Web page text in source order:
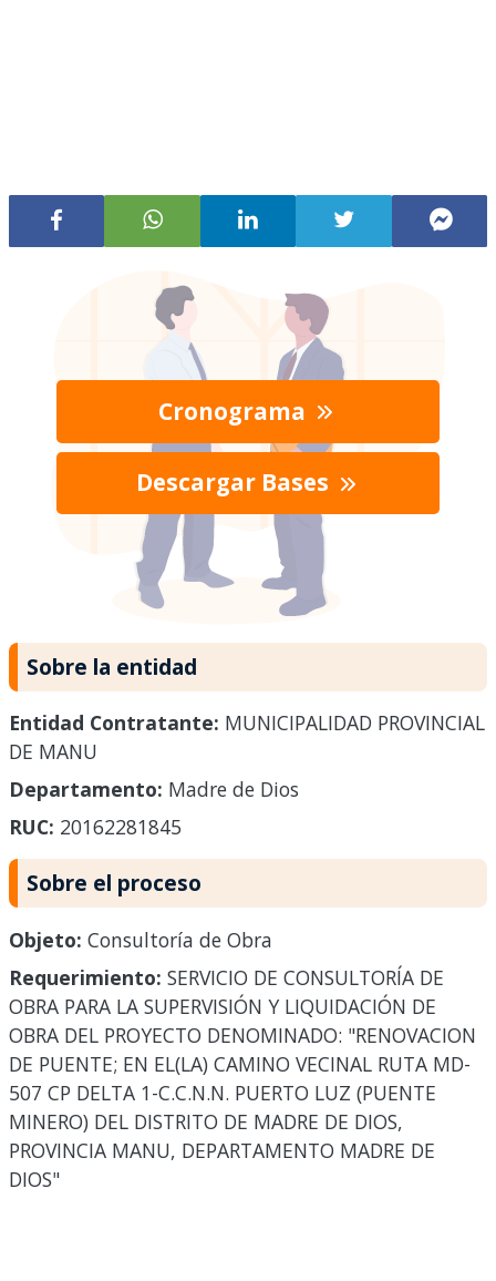
Cronograma
Descargar Bases
Sobre la entidad
Entidad Contratante: MUNICIPALIDAD PROVINCIAL
DE MANU
Departamento: Madre de Dios
RUC: 20162281845
Sobre el proceso
Objeto: Consultoría de Obra
Requerimiento: SERVICIO DE CONSULTORÍA DE
OBRA PARA LA SUPERVISIÓN Y LIQUIDACIÓN DE
OBRA DEL PROYECTO DENOMINADO: "RENOVACION
DE PUENTE; EN EL(LA) CAMINO VECINAL RUTA MD-
507 CP DELTA 1-C.C.N.N. PUERTO LUZ (PUENTE
MINERO) DEL DISTRITO DE MADRE DE DIOS,
PROVINCIA MANU, DEPARTAMENTO MADRE DE
DIOS"